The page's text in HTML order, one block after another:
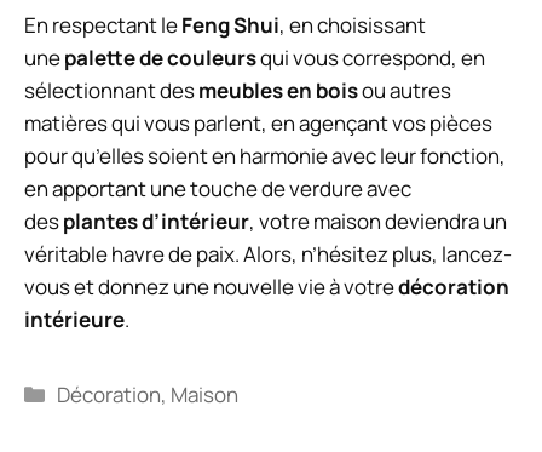
En respectant leFeng Shui, en choisissant
unepalette de couleursqui vous correspond, en
sélectionnant desmeubles en boisou autres
matières qui vous parlent, en agençant vos pièces
pour qu’elles soient en harmonie avec leur fonction,
en apportant une touche de verdure avec
desplantes d’intérieur, votre maison deviendra un
véritable havre de paix. Alors, n’hésitez plus, lancez-
vous et donnez une nouvelle vie à votredécoration
intérieure.
Catégories
Décoration, Maison